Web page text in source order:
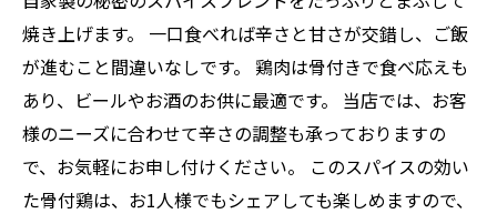
焼き上げます。 一口食べれば辛さと甘さが交錯し、ご飯
が進むこと間違いなしです。 鶏肉は骨付きで食べ応えも
あり、ビールやお酒のお供に最適です。 当店では、お客
様のニーズに合わせて辛さの調整も承っておりますの
で、お気軽にお申し付けください。 このスパイスの効い
た骨付鶏は、お1人様でもシェアしても楽しめますので、